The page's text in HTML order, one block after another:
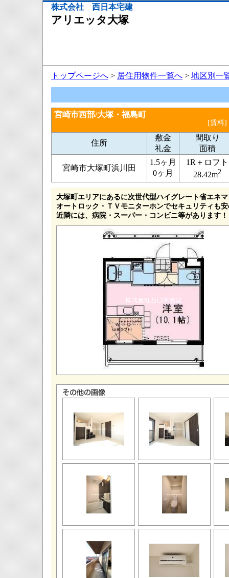
株式会社 西日本宅建
アリエッタ大塚
トップページへ > 居住用物件一覧へ > 地区別一
宮崎市西部/大塚・福島町
[賃料]
住所
敷金
礼金
間取り
面積
宮崎市大塚町浜川田
1.5ヶ月
0ヶ月
1R＋ロフト
28.42m2
大塚町エリアにあるに次世代型ハイグレート省エネ
オートロック・ＴＶモニターホンでセキュリティも安
近隣には、病院・スーパー・コンビニ等があります！